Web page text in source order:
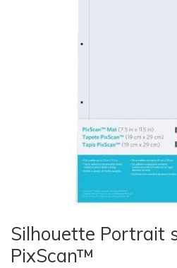
Silhouette Portrait
PixScan™